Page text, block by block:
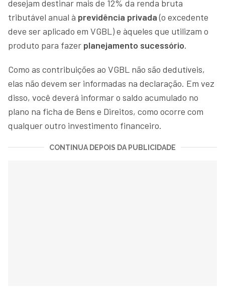
desejam destinar mais de 12% da renda bruta
tributável anual à previdência privada(o excedente
deve ser aplicado em VGBL) e àqueles que utilizam o
produto para fazer planejamento sucessório.
Como as contribuições ao VGBL não são dedutíveis,
elas não devem ser informadas na declaração. Em vez
disso, você deverá informar o saldo acumulado no
plano na ficha de Bens e Direitos, como ocorre com
qualquer outro investimento financeiro.
CONTINUA DEPOIS DA PUBLICIDADE